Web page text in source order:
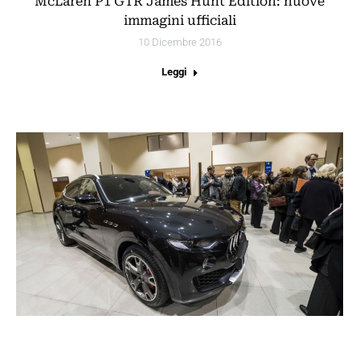
immagini ufficiali
10 Dicembre 2016
Leggi